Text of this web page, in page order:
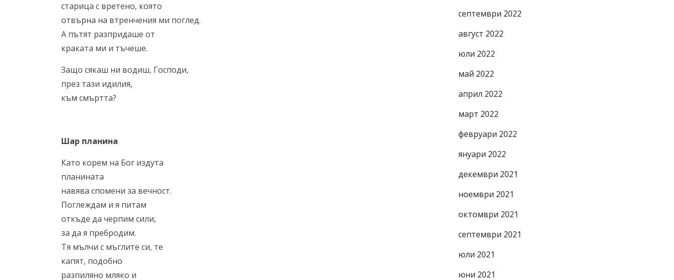
старица с вретено, която
отвърна на втренчения ми поглед.
А пътят разпридаше от
краката ми и тъчеше.
Защо сякаш ни водиш, Господи,
през тази идилия,
към смъртта?
Шар планина
Като корем на Бог издута
планината
навява спомени за вечност.
Поглеждам и я питам
откъде да черпим сили,
за да я пребродим.
Тя мълчи с мъглите си, те
капят, подобно
разпиляно мляко и
септември 2022
август 2022
юли 2022
май 2022
април 2022
март 2022
февруари 2022
януари 2022
декември 2021
ноември 2021
октомври 2021
септември 2021
юли 2021
юни 2021